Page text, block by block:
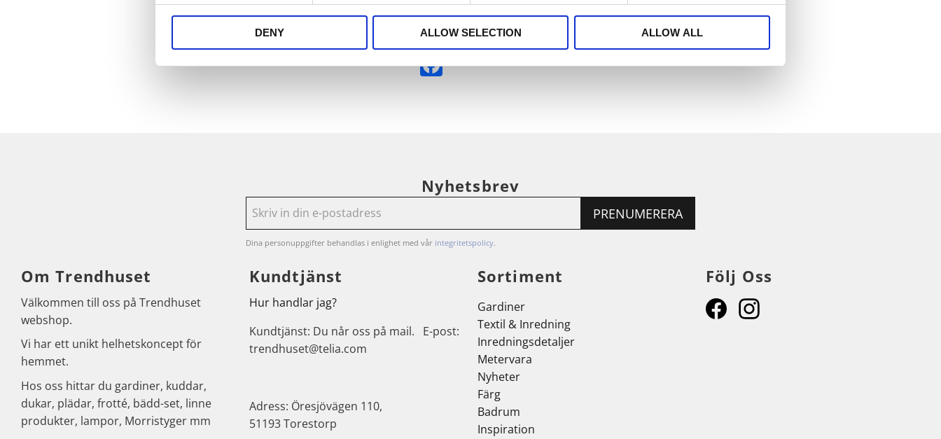
DENY ALLOW SELECTION ALLOW ALL
Dela med dig
Nyhetsbrev
PRENUMERERA
Dina personuppgifter behandlas i enlighet med vår integritetspolicy.
Om Trendhuset
Välkommen till oss på Trendhuset
webshop.
Vi har ett unikt helhetskoncept för
hemmet.
Hos oss hittar du gardiner, kuddar,
dukar, plädar, frotté, bädd-set, linne
produkter, lampor, Morristyger mm
Kundtjänst
Hur handlar jag?
Kundtjänst: Du når oss på mail. E-post:
trendhuset@telia.com
Adress: Öresjövägen 110,
51193 Torestorp
Sortiment
Gardiner
Textil & Inredning
Inredningsdetaljer
Metervara
Nyheter
Färg
Badrum
Inspiration
Följ Oss